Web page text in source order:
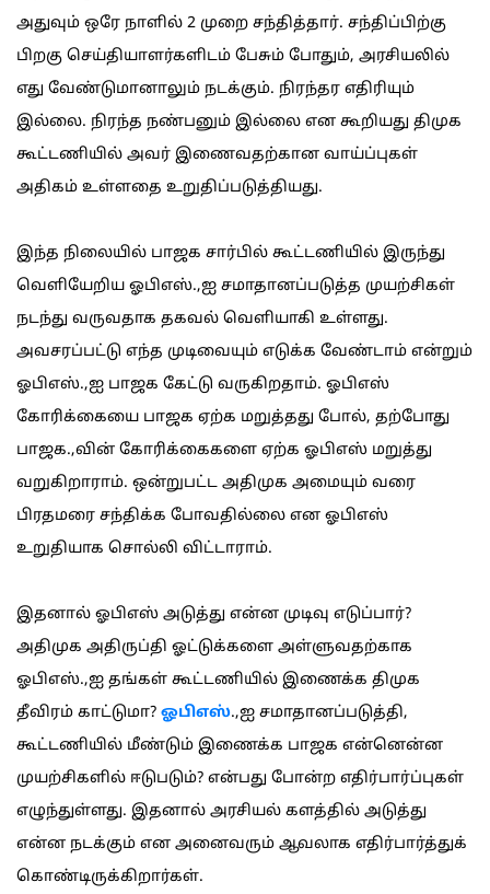
அதுவும் ஒரே நாளில் 2 முறை சந்தித்தார். சந்திப்பிற்கு
பிறகு செய்தியாளர்களிடம் பேசும் போதும், அரசியலில்
எது வேண்டுமானாலும் நடக்கும். நிரந்தர எதிரியும்
இல்லை. நிரந்த நண்பனும் இல்லை என கூறியது திமுக
கூட்டணியில் அவர் இணைவதற்கான வாய்ப்புகள்
அதிகம் உள்ளதை உறுதிப்படுத்தியது.
இந்த நிலையில் பாஜக சார்பில் கூட்டணியில் இருந்து
வெளியேறிய ஓபிஎஸ்.,ஐ சமாதானப்படுத்த முயற்சிகள்
நடந்து வருவதாக தகவல் வெளியாகி உள்ளது.
அவசரப்பட்டு எந்த முடிவையும் எடுக்க வேண்டாம் என்றும்
ஓபிஎஸ்.,ஐ பாஜக கேட்டு வருகிறதாம். ஓபிஎஸ்
கோரிக்கையை பாஜக ஏற்க மறுத்தது போல், தற்போது
பாஜக.,வின் கோரிக்கைகளை ஏற்க ஓபிஎஸ் மறுத்து
வறுகிறாராம். ஒன்றுபட்ட அதிமுக அமையும் வரை
பிரதமரை சந்திக்க போவதில்லை என ஓபிஎஸ்
உறுதியாக சொல்லி விட்டாராம்.
இதனால் ஓபிஎஸ் அடுத்து என்ன முடிவு எடுப்பார்?
அதிமுக அதிருப்தி ஓட்டுக்களை அள்ளுவதற்காக
ஓபிஎஸ்.,ஐ தங்கள் கூட்டணியில் இணைக்க திமுக
தீவிரம் காட்டுமா? ஓபிஎஸ்.,ஐ சமாதானப்படுத்தி,
கூட்டணியில் மீண்டும் இணைக்க பாஜக என்னென்ன
முயற்சிகளில் ஈடுபடும்? என்பது போன்ற எதிர்பார்ப்புகள்
எழுந்துள்ளது. இதனால் அரசியல் களத்தில் அடுத்து
என்ன நடக்கும் என அனைவரும் ஆவலாக எதிர்பார்த்துக்
கொண்டிருக்கிறார்கள்.